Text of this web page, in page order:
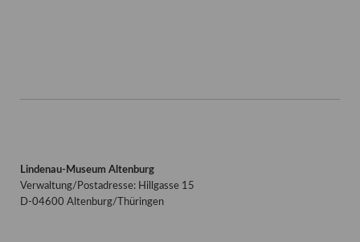
Lindenau-Museum Altenburg
Verwaltung/Postadresse: Hillgasse 15
D-04600 Altenburg/Thüringen